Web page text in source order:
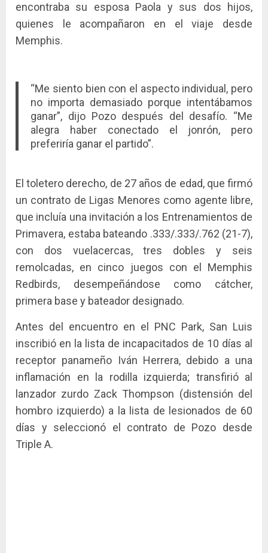
encontraba su esposa Paola y sus dos hijos,
quienes le acompañaron en el viaje desde
Memphis.
“Me siento bien con el aspecto individual, pero
no importa demasiado porque intentábamos
ganar”, dijo Pozo después del desafío. “Me
alegra haber conectado el jonrón, pero
preferiría ganar el partido”.
El toletero derecho, de 27 años de edad, que firmó
un contrato de Ligas Menores como agente libre,
que incluía una invitación a los Entrenamientos de
Primavera, estaba bateando .333/.333/.762 (21-7),
con dos vuelacercas, tres dobles y seis
remolcadas, en cinco juegos con el Memphis
Redbirds, desempeñándose como cátcher,
primera base y bateador designado.
Antes del encuentro en el PNC Park, San Luis
inscribió en la lista de incapacitados de 10 días al
receptor panameño Iván Herrera, debido a una
inflamación en la rodilla izquierda; transfirió al
lanzador zurdo Zack Thompson (distensión del
hombro izquierdo) a la lista de lesionados de 60
días y seleccionó el contrato de Pozo desde
Triple A.